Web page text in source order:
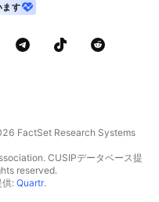
す
FactSet Research Systems
CUSIPデータベース提
reserved.
供: Quartr.